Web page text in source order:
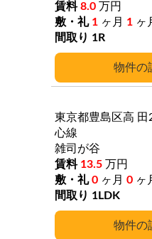
8.0 万円
1 ヶ月 1 ヶ
1R
東京都豊島区高 田
心線
雑司が谷
13.5 万円
0 ヶ月 0 ヶ
1LDK